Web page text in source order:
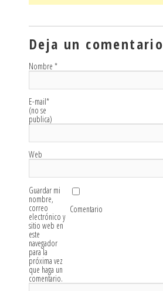
Deja un comentario
Nombre *
E-mail*
(no se
publica)
Web
Guardar mi
nombre,
correo
electrónico y
sitio web en
este
navegador
para la
próxima vez
que haga un
comentario.
Comentario